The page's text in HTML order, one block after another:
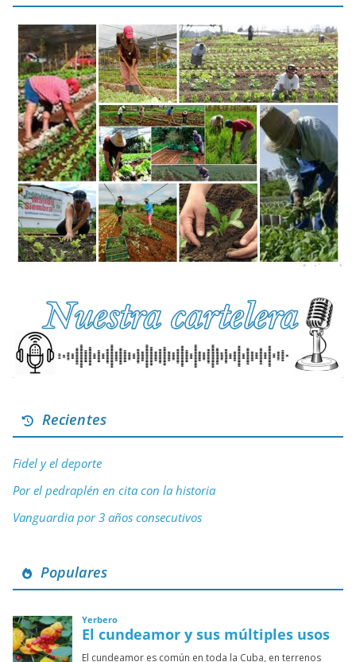
Recientes
Fidel y el deporte
Por el pedraplén en cita con la historia
Vanguardia por 3 años consecutivos
Populares